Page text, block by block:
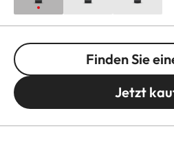
Finden Sie
Jetzt